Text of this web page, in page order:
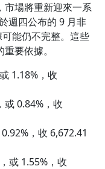
市場將重新迎來一系
週四公布的 9 月非
能仍不完整。這些
要依據。
1.18%，收
或 0.84%，收
，收 6,672.41
或 1.55%，收